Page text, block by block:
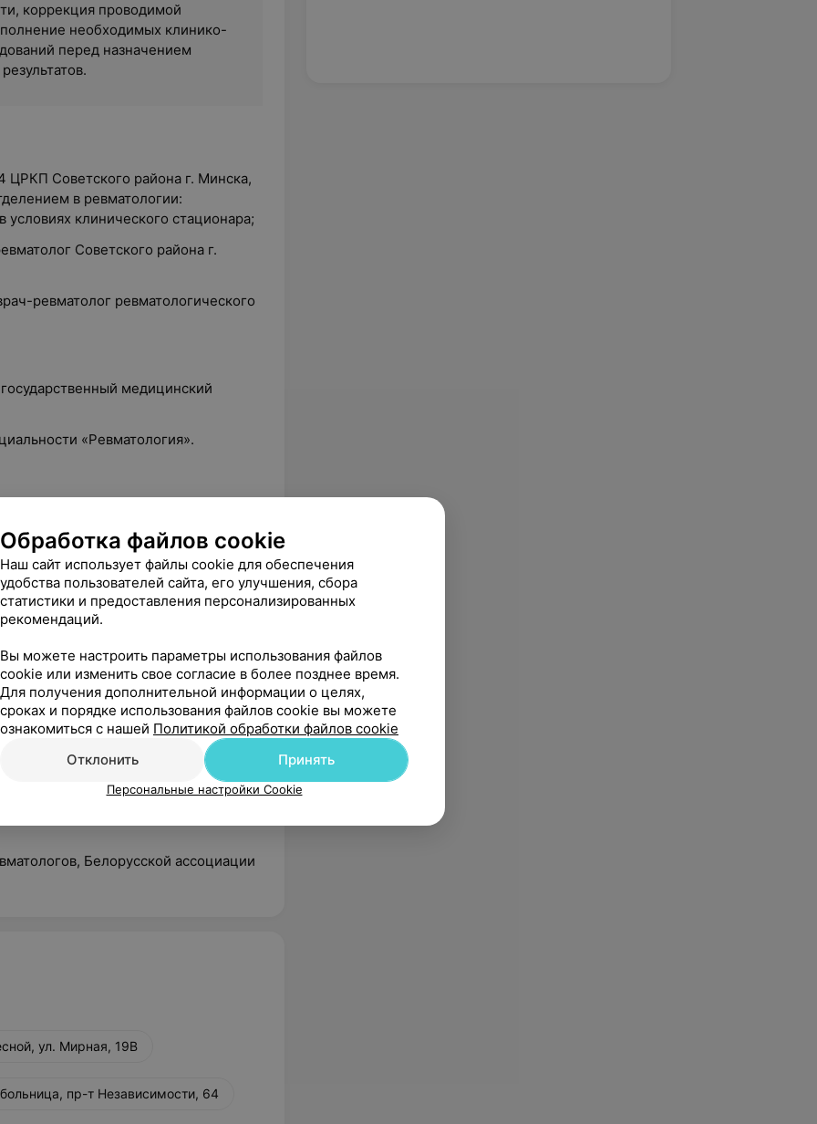
коррекция проводимой
необходимых клинико-
перед назначением
ЦРКП Советского района г. Минска,
в ревматологии:
клинического стационара;
Советского района г.
ревматолог ревматологического
медицинский
«Ревматология».
заболевания
заболеваний»;
лечения в ревматологии»;
заболеваний в общеклинической
социально значимых
нарушения
практике»;
у пожилых пациентов:
Белорусской ассоциации
ул. Мирная, 19В
пр-т Независимости, 64
Обработка файлов cookie
Наш сайт использует файлы cookie для обеспечения
удобства пользователей сайта, его улучшения, сбора
статистики и предоставления персонализированных
рекомендаций.
Вы можете настроить параметры использования файлов
cookie или изменить свое согласие в более позднее время.
Для получения дополнительной информации о целях,
сроках и порядке использования файлов cookie вы можете
ознакомиться с нашей Политикой обработки файлов cookie
Отклонить
Принять
Персональные настройки Cookie